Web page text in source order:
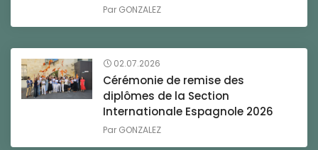
Par GONZALEZ
02.07.2026
Cérémonie de remise des
diplômes de la Section
Internationale Espagnole 2026
Par GONZALEZ